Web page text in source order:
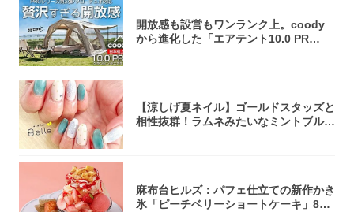
開放感も設営もワンランク上。coody
から進化した「エアテント10.0 PR
【涼しげ夏ネイル】ゴールドスタッズと
相性抜群！ラムネみたいなミントブルー
麻布台ヒルズ：パフェ仕立ての新作かき
氷「ピーチベリーショートケーキ」8月